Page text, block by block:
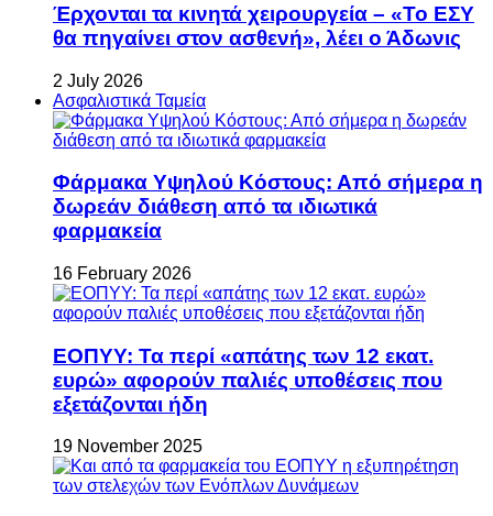
Έρχονται τα κινητά χειρουργεία – «Το ΕΣΥ
θα πηγαίνει στον ασθενή», λέει ο Άδωνις
2 July 2026
Ασφαλιστικά Ταμεία
Φάρμακα Υψηλού Κόστους: Από σήμερα η
δωρεάν διάθεση από τα ιδιωτικά
φαρμακεία
16 February 2026
ΕΟΠΥΥ: Τα περί «απάτης των 12 εκατ.
ευρώ» αφορούν παλιές υποθέσεις που
εξετάζονται ήδη
19 November 2025